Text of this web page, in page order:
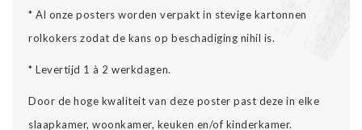
* Al onze posters worden verpakt in stevige kartonnen
rolkokers zodat de kans op beschadiging nihil is.
* Levertijd 1 à 2 werkdagen.
Door de hoge kwaliteit van deze poster past deze in elke
slaapkamer, woonkamer, keuken en/of kinderkamer.